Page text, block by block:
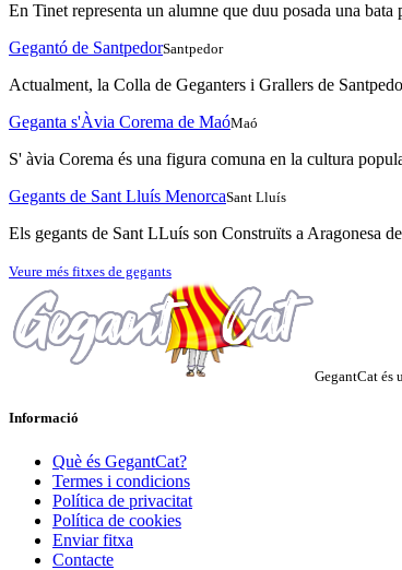
En Tinet representa un alumne que duu posada una
Gegantó de SantpedorSantpedor
Actualment, la Colla de Geganters i Grallers de
Geganta s'Àvia Corema de MaóMaó
S' àvia Corema és una figura comuna en la cultura
Gegants de Sant Lluís MenorcaSant Lluís
Els gegants de Sant LLuís son Construïts a Aragonesa
Veure més fitxes de gegants
GegantCat és
Informació
Què és GegantCat?
Termes i condicions
Política de privacitat
Política de cookies
Enviar fitxa
Contacte